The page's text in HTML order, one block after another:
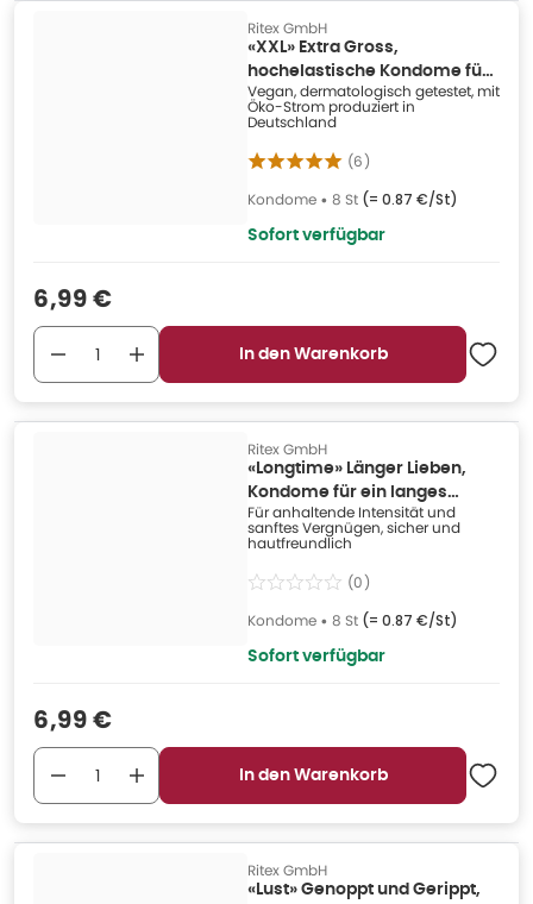
Ritex GmbH
«XXL» Extra Gross,
hochelastische Kondome für
große Größen (8 Kondome) 8
St
Vegan, dermatologisch getestet, mit
Öko-Strom produziert in
Deutschland
(6)
Kondome • 8 St (= 0.87 €/St)
Sofort verfügbar
Verkaufspreis
6,99 €
In den Warenkorb
Ritex GmbH
«Longtime» Länger Lieben,
Kondome für ein langes
Liebesspiel (8 Kondome) 8 St
Für anhaltende Intensität und
sanftes Vergnügen, sicher und
hautfreundlich
(0)
Kondome • 8 St (= 0.87 €/St)
Sofort verfügbar
Verkaufspreis
6,99 €
In den Warenkorb
Ritex GmbH
«Lust» Genoppt und Gerippt,